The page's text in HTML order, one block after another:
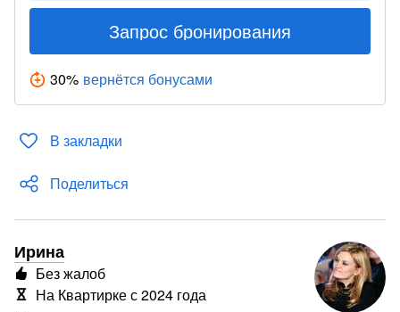
Запрос бронирования
30% вернётся бонусами
В закладки
Поделиться
Ирина
Без жалоб
На Квартирке с 2024 года